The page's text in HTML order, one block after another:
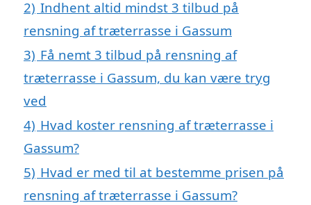
2) Indhent altid mindst 3 tilbud på
rensning af træterrasse i Gassum
3) Få nemt 3 tilbud på rensning af
træterrasse i Gassum, du kan være tryg
ved
4) Hvad koster rensning af træterrasse i
Gassum?
5) Hvad er med til at bestemme prisen på
rensning af træterrasse i Gassum?